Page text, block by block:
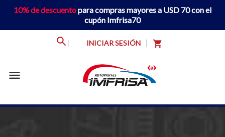
10% de descuentopara compras mayores a USD 70 con el
cupón Imfrisa70
INICIAR SESIÓN shopping_cart
menu